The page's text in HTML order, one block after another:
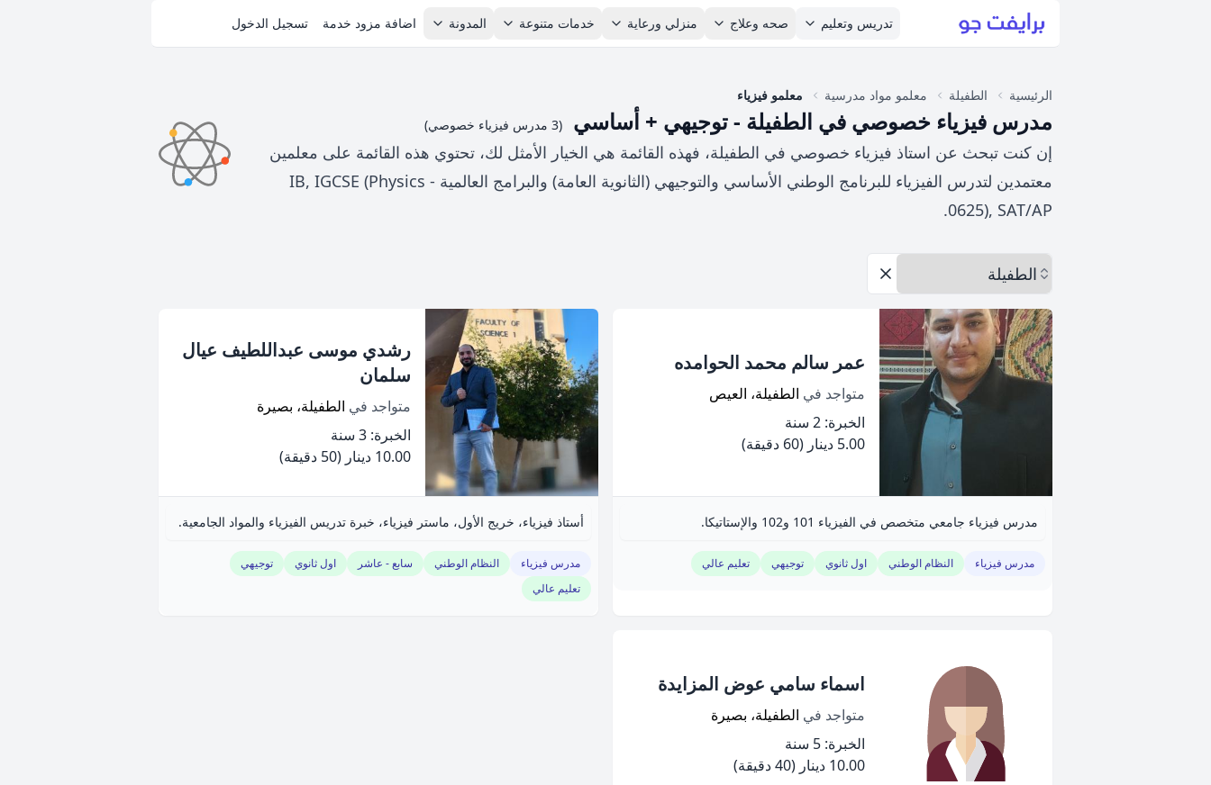
تدريس وتعليم صحه وعلاج منزلي ورعاية خدمات متنوعة المدونة اضافة مزود خدمة تسجيل الدخول
الرئيسية الطفيلة معلمو مواد مدرسية معلمو فيزياء
مدرس فيزياء خصوصي في الطفيلة - توجيهي + أساسي (3 مدرس فيزياء خصوصي)
إن كنت تبحث عن استاذ فيزياء خصوصي في الطفيلة، فهذه القائمة هي الخيار الأمثل لك، تحتوي هذه القائمة على معلمين
معتمدين لتدرس الفيزياء للبرنامج الوطني الأساسي والتوجيهي (الثانوية العامة) والبرامج العالمية IB, IGCSE (Physics -
0625), SAT/AP.
اختر المحافظة
إزالة الخيارات
عمر سالم محمد الحوامده
متواجد في الطفيلة، العيص
الخبرة: 2 سنة
5.00 دينار
(60 دقيقة)
مدرس فيزياء جامعي متخصص في الفيزياء 101 و102 والإستاتيكا.
مدرس فيزياء النظام الوطني اول ثانوي توجيهي تعليم عالي
رشدي موسى عبداللطيف عيال
سلمان
متواجد في الطفيلة، بصيرة
الخبرة: 3 سنة
10.00 دينار
(50 دقيقة)
أستاذ فيزياء، خريج الأول، ماستر فيزياء، خبرة تدريس الفيزياء والمواد الجامعية.
مدرس فيزياء النظام الوطني سابع - عاشر اول ثانوي
توجيهي
تعليم عالي
اسماء سامي عوض المزايدة
متواجد في الطفيلة، بصيرة
الخبرة: 5 سنة
10.00 دينار
(40 دقيقة)